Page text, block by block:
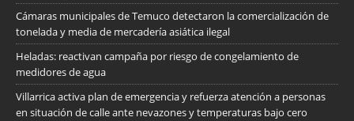
Cámaras municipales de Temuco detectaron la comercialización de
tonelada y media de mercadería asiática ilegal
Heladas: reactivan campaña por riesgo de congelamiento de
medidores de agua
Villarrica activa plan de emergencia y refuerza atención a personas
en situación de calle ante nevazones y temperaturas bajo cero